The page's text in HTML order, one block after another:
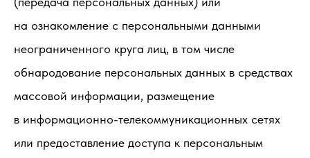
на ознакомление с персональными данными
неограниченного круга лиц, в том числе
обнародование персональных данных в средствах
массовой информации, размещение
в информационно-телекоммуникационных сетях
или предоставление доступа к персональным